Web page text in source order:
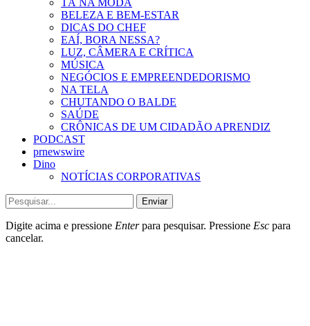
TÁ NA MODA
BELEZA E BEM-ESTAR
DICAS DO CHEF
EAÍ, BORA NESSA?
LUZ, CÂMERA E CRÍTICA
MÚSICA
NEGÓCIOS E EMPREENDEDORISMO
NA TELA
CHUTANDO O BALDE
SAÚDE
CRÔNICAS DE UM CIDADÃO APRENDIZ
PODCAST
prnewswire
Dino
NOTÍCIAS CORPORATIVAS
Enviar
Digite acima e pressione Enterpara pesquisar. Pressione Esc para
cancelar.